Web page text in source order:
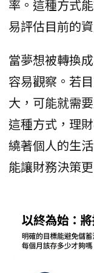
率。這種方式
易評估目前的
當夢想被轉換
容易觀察。若
大，可能就需
這種方式，理
繞著個人的生
能讓財務決策